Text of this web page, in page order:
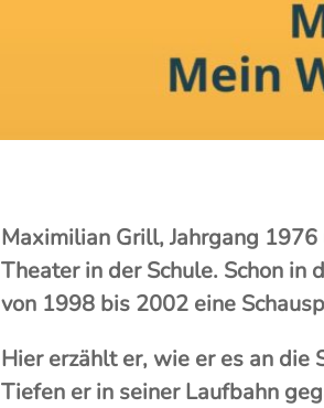
Maximilian Grill, Jahrgang
Theater in der Schule. Schon in
von 1998 bis 2002 eine
Hier erzählt er, wie er es an die
Tiefen er in seiner Laufbahn